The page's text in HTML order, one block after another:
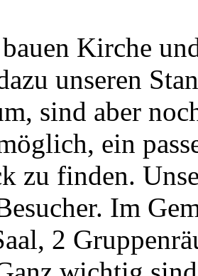
Kirche
unseren
sind aber
ein
zu finden.
Im
2